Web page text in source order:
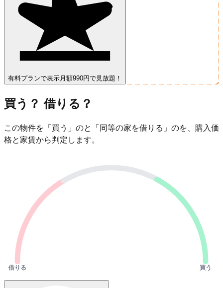
有料プランで表示 月額990円で見放題！
買う？ 借りる？
この物件を「買う」のと「同等の家を借りる」のを、購入価
格と家賃から判定します。
借りる 買う